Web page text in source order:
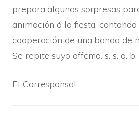
prepara algunas sorpresas
animación á la fiesta,
cooperación de una banda de
Se repite suyo affcmo. s. s. q. b.
El Corresponsal